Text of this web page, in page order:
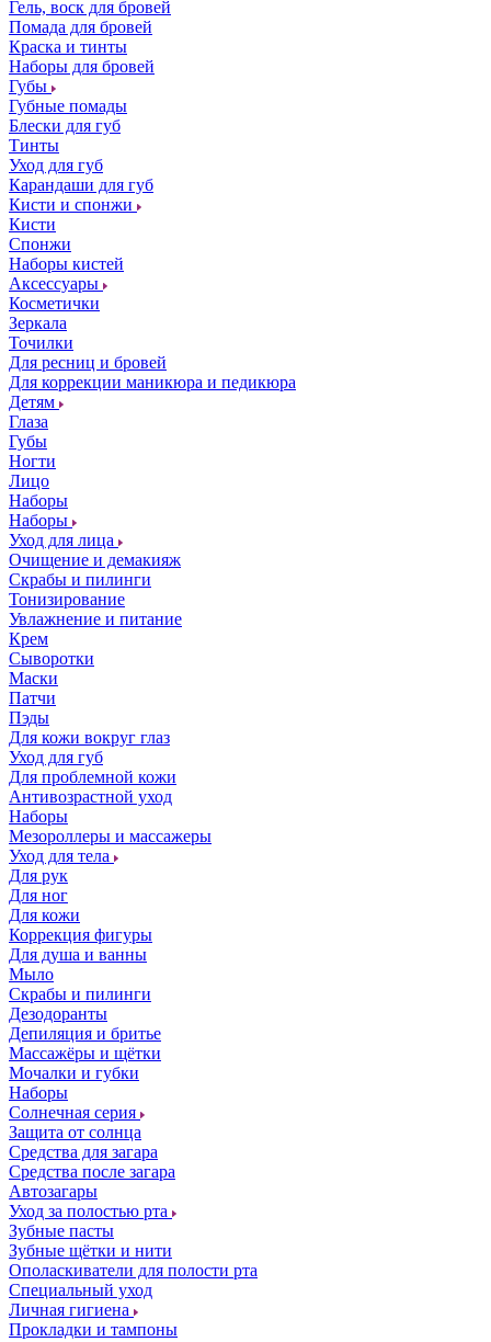
Гель, воск для бровей
Помада для бровей
Краска и тинты
Наборы для бровей
Губы
Губные помады
Блески для губ
Тинты
Уход для губ
Карандаши для губ
Кисти и спонжи
Кисти
Спонжи
Наборы кистей
Аксессуары
Косметички
Зеркала
Точилки
Для ресниц и бровей
Для коррекции маникюра и педикюра
Детям
Глаза
Губы
Ногти
Лицо
Наборы
Наборы
Уход для лица
Очищение и демакияж
Скрабы и пилинги
Тонизирование
Увлажнение и питание
Крем
Сыворотки
Маски
Патчи
Пэды
Для кожи вокруг глаз
Уход для губ
Для проблемной кожи
Антивозрастной уход
Наборы
Мезороллеры и массажеры
Уход для тела
Для рук
Для ног
Для кожи
Коррекция фигуры
Для душа и ванны
Мыло
Скрабы и пилинги
Дезодоранты
Депиляция и бритье
Массажёры и щётки
Мочалки и губки
Наборы
Солнечная серия
Защита от солнца
Средства для загара
Средства после загара
Автозагары
Уход за полостью рта
Зубные пасты
Зубные щётки и нити
Ополаскиватели для полости рта
Специальный уход
Личная гигиена
Прокладки и тампоны